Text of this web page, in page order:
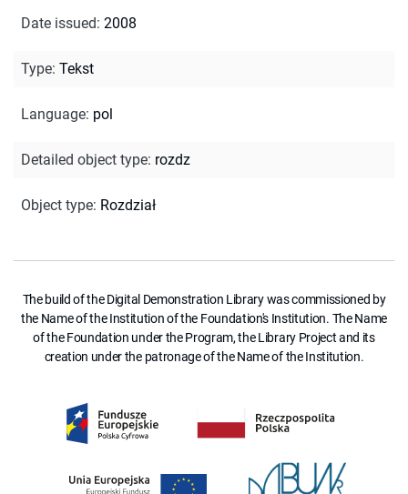
Date issued: 2008
Type: Tekst
Language: pol
Detailed object type: rozdz
Object type: Rozdział
The build of the Digital Demonstration Library was commissioned by
the Name of the Institution of the Foundation's Institution. The Name
of the Foundation under the Program, the Library Project and its
creation under the patronage of the Name of the Institution.